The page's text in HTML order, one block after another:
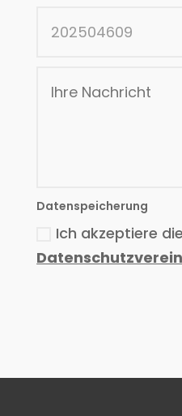
Datenspeicherung
Ich akzeptiere die